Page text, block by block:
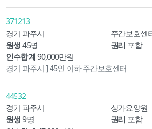
371213
경기 파주시
주간보호센
원생 45명 권리 포함
인수합계90,000만원
경기 파주시 ] 45인 이하 주간보호센터
44532
경기 파주시
상가요양원
원생 9명 권리 포함